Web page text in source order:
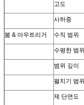
고도
사하중
붐 & 아우트리거 수직 범위
수평한 범위
범위 깊이
펼치기 범위
제 단면도